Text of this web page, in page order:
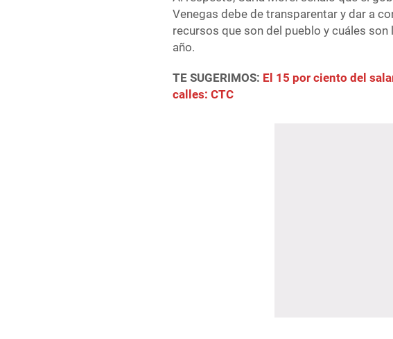
Venegas debe de transparentar y dar a
recursos que son del pueblo y cuáles
año.
TE SUGERIMOS: El 15 por ciento del
calles: CTC